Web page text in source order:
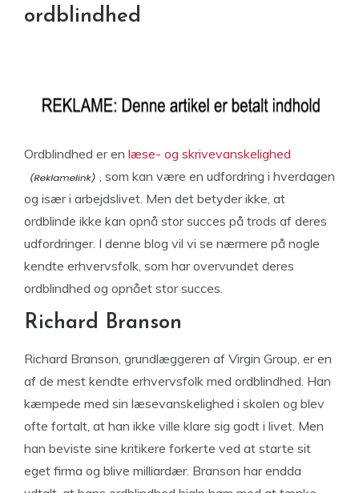
ordblindhed
Ordblindhed er en læse- og skrivevanskelighed
, som kan være en udfordring i hverdagen
og især i arbejdslivet. Men det betyder ikke, at
ordblinde ikke kan opnå stor succes på trods af deres
udfordringer. I denne blog vil vi se nærmere på nogle
kendte erhvervsfolk, som har overvundet deres
ordblindhed og opnået stor succes.
Richard Branson
Richard Branson, grundlæggeren af Virgin Group, er en
af de mest kendte erhvervsfolk med ordblindhed. Han
kæmpede med sin læsevanskelighed i skolen og blev
ofte fortalt, at han ikke ville klare sig godt i livet. Men
han beviste sine kritikere forkerte ved at starte sit
eget firma og blive milliardær. Branson har endda